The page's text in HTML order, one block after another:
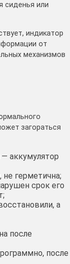
сиденья или
индикатор
от
механизмов
загораться
аккумулятор
не герметична;
срок его
а
после
после